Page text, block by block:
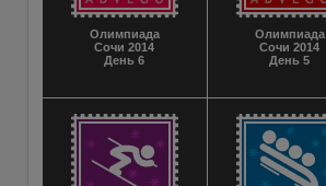
Олимпиада
Сочи 2014
День 6
Олимпиада
Сочи 2014
День 5